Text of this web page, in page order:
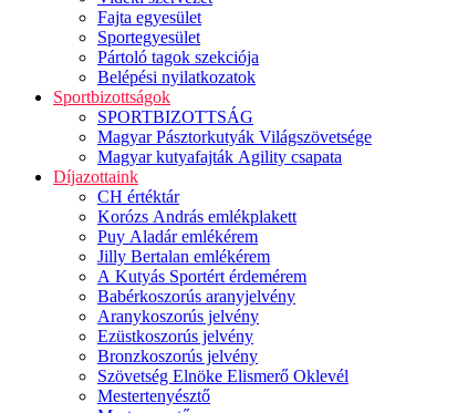
Fajta egyesület
Sportegyesület
Pártoló tagok szekciója
Belépési nyilatkozatok
Sportbizottságok
SPORTBIZOTTSÁG
Magyar Pásztorkutyák Világszövetsége
Magyar kutyafajták Agility csapata
Díjazottaink
CH értéktár
Korózs András emlékplakett
Puy Aladár emlékérem
Jilly Bertalan emlékérem
A Kutyás Sportért érdemérem
Babérkoszorús aranyjelvény
Aranykoszorús jelvény
Ezüstkoszorús jelvény
Bronzkoszorús jelvény
Szövetség Elnöke Elismerő Oklevél
Mestertenyésztő